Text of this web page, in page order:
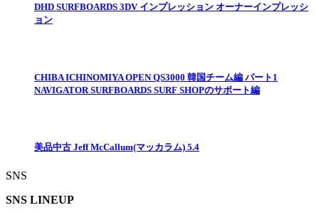
DHD SURFBOARDS 3DV インプレッション オーナーインプレッシ
ョン
CHIBA ICHINOMIYA OPEN QS3000 韓国チーム編 パート1
NAVIGATOR SURFBOARDS SURF SHOPのサポート編
美品中古 Jeff McCallum(マッカラム) 5.4
SNS
SNS LINEUP